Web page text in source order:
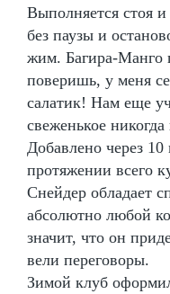
Выполняется стоя
без паузы и
жим. Багира-Манго
поверишь, у меня
салатик! Нам еще
свеженькое
Добавлено через
протяжении всего
Снейдер обладает
абсолютно любой
значит, что он
вели переговоры.
Зимой клуб